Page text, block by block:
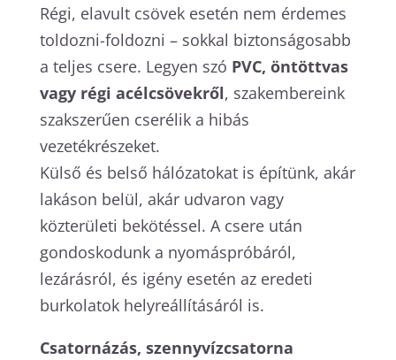
Régi, elavult csövek esetén nem érdemes
toldozni-foldozni – sokkal biztonságosabb
a teljes csere. Legyen szó PVC, öntöttvas
vagy régi acélcsövekről, szakembereink
szakszerűen cserélik a hibás
vezetékrészeket.
Külső és belső hálózatokat is építünk, akár
lakáson belül, akár udvaron vagy
közterületi bekötéssel. A csere után
gondoskodunk a nyomáspróbáról,
lezárásról, és igény esetén az eredeti
burkolatok helyreállításáról is.
Csatornázás, szennyvízcsatorna